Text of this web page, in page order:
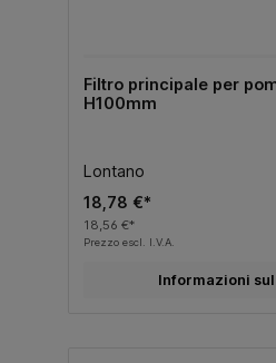
Filtro principale per
H100mm
Lontano
18,78 €*
18,56 €*
Prezzo escl. I.V.A.
Informazioni